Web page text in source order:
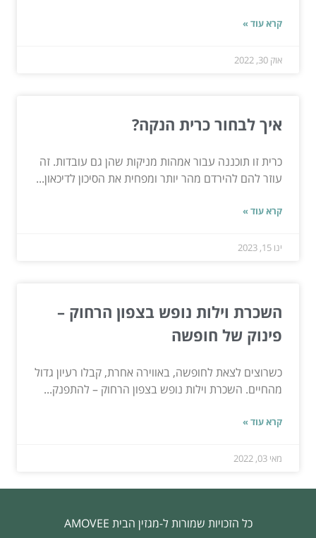
קרא עוד »
אוק 30, 2022
איך לבחור כרית הנקה?
כרית זו תוכננה עבור אמהות מניקות שהן גם עובדות. זה
עוזר להם להירדם מהר יותר ומפחית את הסיכון לדיכאון...
קרא עוד »
ינו 15, 2023
השכרת וילות נופש בצפון הרחוק –
פינוק של חופשה
כשרוצים לצאת לחופשה, באווירה אחרת, קבלו רעיון גדול
מהחיים. השכרת וילות נופש בצפון הרחוק – להתפנק...
קרא עוד »
מאי 03, 2022
כל הזכויות שמורות ל-מגזין הבית AMOVEE